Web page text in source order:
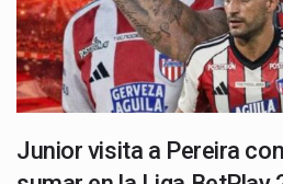
Junior visita a Pereira